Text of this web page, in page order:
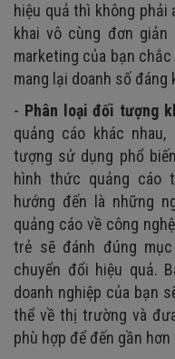
hiệu quả thì không
khai vô cùng đơn giản
marketing của bạn
mang lại doanh số đáng
- Phân loại đối tượng
quảng cáo khác
tượng sử dụng phổ
hình thức quảng cáo
hướng đến là những
quảng cáo về công
trẻ sẽ đánh đúng
chuyển đổi hiệu quả.
doanh nghiệp của bạn
thể về thị trường và
phù hợp để đến gần